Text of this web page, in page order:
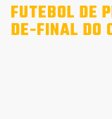
FUTEBOL DE
DE-FINAL DO